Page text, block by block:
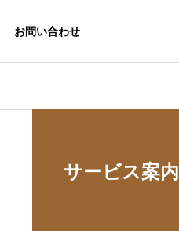
お問い合わせ
サービス案内